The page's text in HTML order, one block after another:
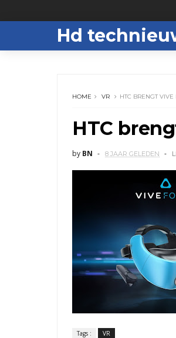
Hd
HOME VR HTC BRENGT
HTC
by BN 8 JAAR GELEDEN
Tags : VR